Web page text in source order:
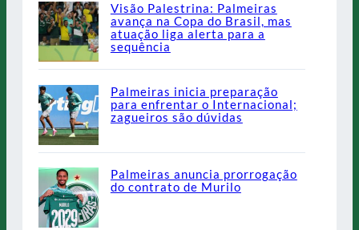
Visão Palestrina: Palmeiras
avança na Copa do Brasil, mas
atuação liga alerta para a
sequência
Palmeiras inicia preparação
para enfrentar o Internacional;
zagueiros são dúvidas
Palmeiras anuncia prorrogação
do contrato de Murilo